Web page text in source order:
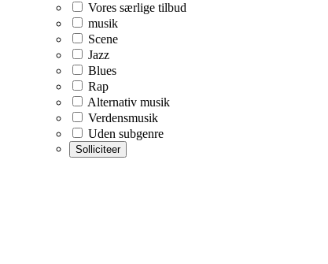
Vores særlige tilbud
musik
Scene
Jazz
Blues
Rap
Alternativ musik
Verdensmusik
Uden subgenre
Solliciteer